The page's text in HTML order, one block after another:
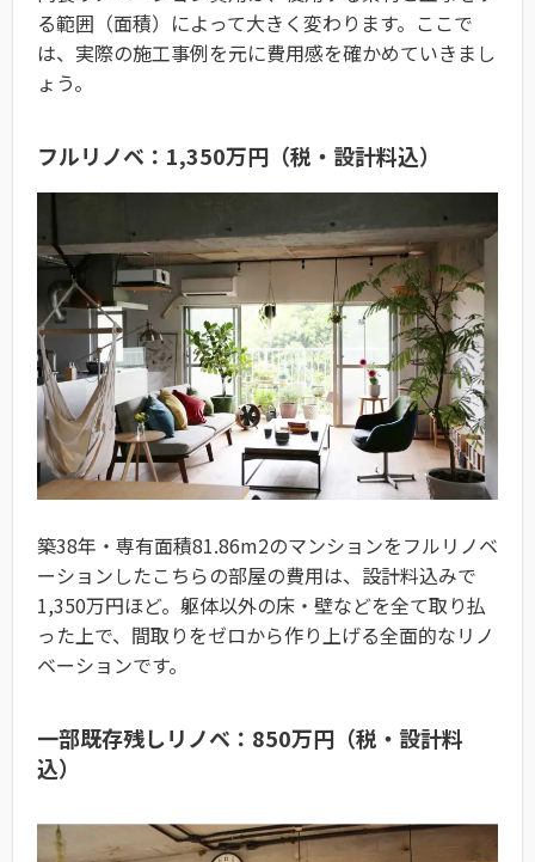
る範囲（面積）によって大きく変わります。ここで
は、実際の施工事例を元に費用感を確かめていきまし
ょう。
フルリノベ：1,350万円（税・設計料込）
築38年・専有面積81.86m2のマンションをフルリノベ
ーションしたこちらの部屋の費用は、設計料込みで
1,350万円ほど。躯体以外の床・壁などを全て取り払
った上で、間取りをゼロから作り上げる全面的なリノ
ベーションです。
一部既存残しリノベ：850万円（税・設計料
込）